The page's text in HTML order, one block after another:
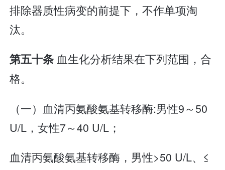
排除器质性病变的前提下，不作单项淘
汰。
第五十条血生化分析结果在下列范围，合
格。
（一）血清丙氨酸氨基转移酶:男性9～50
U/L，女性7～40 U/L；
血清丙氨酸氨基转移酶，男性>50 U/L、≤